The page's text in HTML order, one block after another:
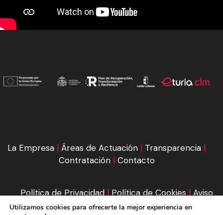
La Empresa | Áreas de Actuación | Transparencia |
Contratación| Contacto
Política de Privacidad| Política de Cookies| Aviso
Legal|Condiciones de compra
Utilizamos cookies para ofrecerte la mejor experiencia en